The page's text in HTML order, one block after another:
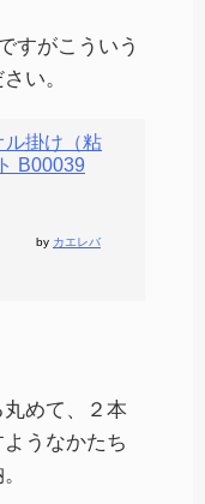
すがこういう
い。
ル掛け（粘
B00039
by カエレバ
めて、２本
うなかたち